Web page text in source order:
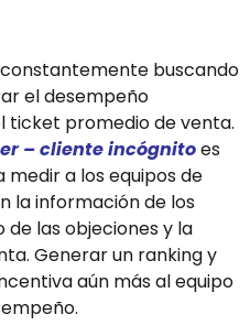
buscando
el desempeño
promedio de venta.
– cliente incógnitoes
a los equipos de
la información de los
las objeciones y la
Generar un ranking y
aún más al equipo